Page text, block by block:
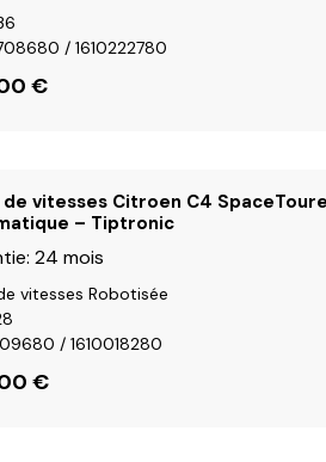
/ 1610222780
€
vitesses Citroen C4
– Tiptronic
24 mois
vitesses Robotisée
/ 1610018280
€